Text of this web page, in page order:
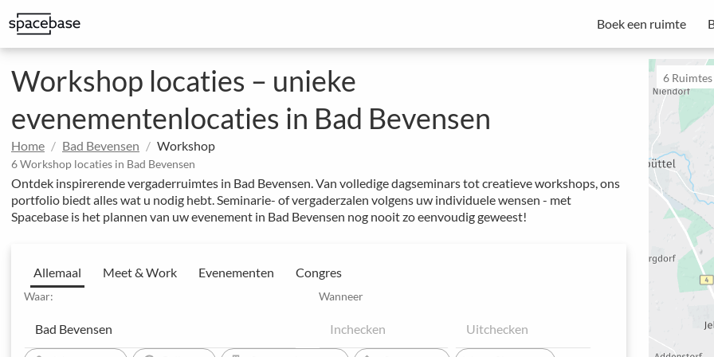
Boek een ruimte
6
Workshop locaties – unieke
evenementenlocaties in Bad Bevensen
Home Bad Bevensen Workshop
6 Workshop locaties in Bad Bevensen
Ontdek inspirerende vergaderruimtes in Bad Bevensen. Van volledige dagseminars tot creatieve workshops, ons
portfolio biedt alles wat u nodig hebt. Seminarie- of vergaderzalen volgens uw individuele wensen - met
Spacebase is het plannen van uw evenement in Bad Bevensen nog nooit zo eenvoudig geweest!
Allemaal Meet & Work Evenementen Congres
Waar: Wanneer